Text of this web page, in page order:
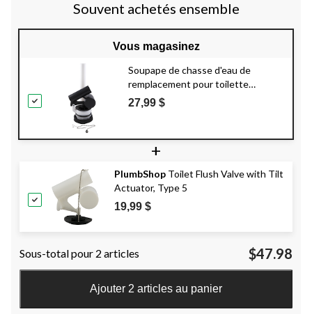
Souvent achetés ensemble
Vous magasinez
Soupape de chasse d'eau de
remplacement pour toilette
PlumbShop
27,99 $
+
PlumbShop Toilet Flush Valve with Tilt
Actuator, Type 5
19,99 $
Sous-total pour 2 articles $47.98
Ajouter 2 articles au panier